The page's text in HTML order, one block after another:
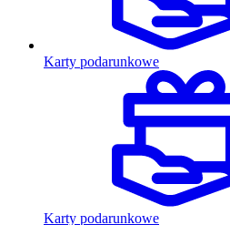
Karty podarunkowe
Karty podarunkowe